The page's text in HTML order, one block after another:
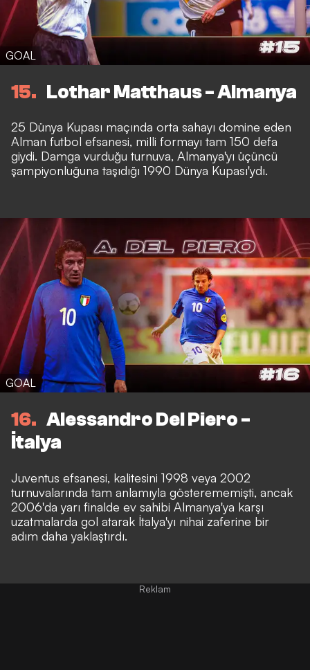
GOAL
15 Lothar Matthaus - Almanya
25 Dünya Kupası maçında orta sahayı domine eden
Alman futbol efsanesi, milli formayı tam 150 defa
giydi. Damga vurduğu turnuva, Almanya'yı üçüncü
şampiyonluğuna taşıdığı 1990 Dünya Kupası'ydı.
GOAL
16
Alessandro Del Piero -
İtalya
Juventus efsanesi, kalitesini 1998 veya 2002
turnuvalarında tam anlamıyla gösterememişti, ancak
2006'da yarı finalde ev sahibi Almanya'ya karşı
uzatmalarda gol atarak İtalya'yı nihai zaferine bir
adım daha yaklaştırdı.